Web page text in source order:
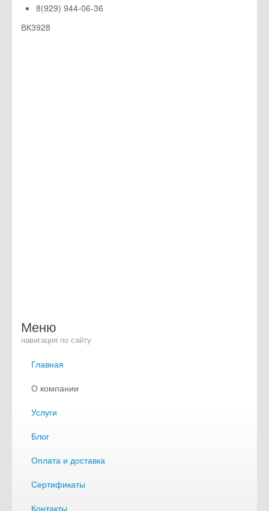
8(929) 944-06-36
ВК3928
Меню
навигация по сайту
Главная
О компании
Услуги
Блог
Оплата и доставка
Сертификаты
Контакты